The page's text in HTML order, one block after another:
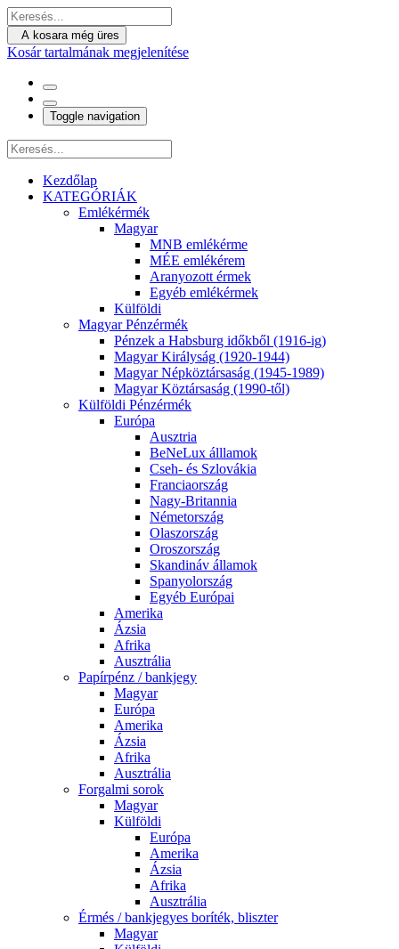
A kosara még üres
Kosár tartalmának megjelenítése
Toggle navigation
Kezdőlap
KATEGÓRIÁK
Emlékérmék
Magyar
MNB emlékérme
MÉE emlékérem
Aranyozott érmek
Egyéb emlékérmek
Külföldi
Magyar Pénzérmék
Pénzek a Habsburg időkből (1916-ig)
Magyar Királyság (1920-1944)
Magyar Népköztársaság (1945-1989)
Magyar Köztársaság (1990-től)
Külföldi Pénzérmék
Európa
Ausztria
BeNeLux álllamok
Cseh- és Szlovákia
Franciaország
Nagy-Britannia
Németország
Olaszország
Oroszország
Skandináv államok
Spanyolország
Egyéb Európai
Amerika
Ázsia
Afrika
Ausztrália
Papírpénz / bankjegy
Magyar
Európa
Amerika
Ázsia
Afrika
Ausztrália
Forgalmi sorok
Magyar
Külföldi
Európa
Amerika
Ázsia
Afrika
Ausztrália
Érmés / bankjegyes boríték, bliszter
Magyar